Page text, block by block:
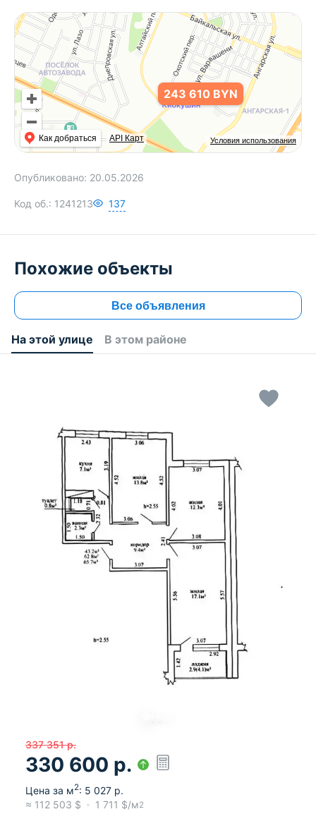
Условия использования
Как добраться API Карт
243 610 BYN
Опубликовано: 20.05.2026
Код об.: 1241213 137
Похожие объекты
Все объявления
На этой улице В этом районе
337 351 р.
330 600 р.
Цена за м2: 5 027 р.
≈ 112 503 $ 1 711 $/м2